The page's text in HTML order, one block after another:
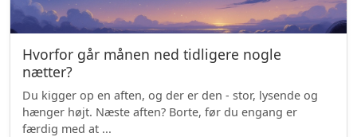
Hvorfor går månen ned tidligere nogle
nætter?
Du kigger op en aften, og der er den - stor, lysende og
hænger højt. Næste aften? Borte, før du engang er
færdig med at ...